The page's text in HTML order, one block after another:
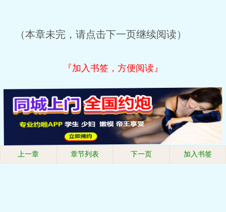
（本章未完，请点击下一页继续阅读）
『加入书签，方便阅读』
上一章 章节列表 下一页 加入书签